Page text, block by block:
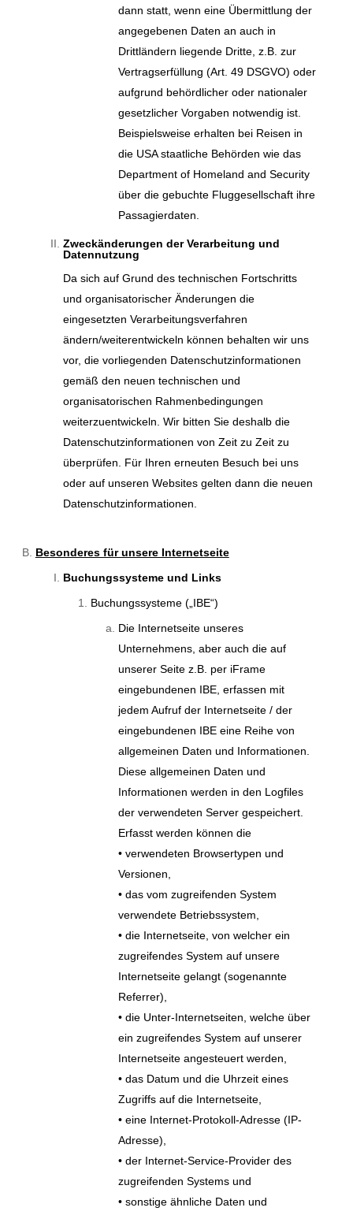
dann statt, wenn eine Übermittlung der
angegebenen Daten an auch in
Drittländern liegende Dritte, z.B. zur
Vertragserfüllung (Art. 49 DSGVO) oder
aufgrund behördlicher oder nationaler
gesetzlicher Vorgaben notwendig ist.
Beispielsweise erhalten bei Reisen in
die USA staatliche Behörden wie das
Department of Homeland and Security
über die gebuchte Fluggesellschaft ihre
Passagierdaten.
Zweckänderungen der Verarbeitung und
Datennutzung
Da sich auf Grund des technischen Fortschritts
und organisatorischer Änderungen die
eingesetzten Verarbeitungsverfahren
ändern/weiterentwickeln können behalten wir uns
vor, die vorliegenden Datenschutzinformationen
gemäß den neuen technischen und
organisatorischen Rahmenbedingungen
weiterzuentwickeln. Wir bitten Sie deshalb die
Datenschutzinformationen von Zeit zu Zeit zu
überprüfen. Für Ihren erneuten Besuch bei uns
oder auf unseren Websites gelten dann die neuen
Datenschutzinformationen.
Besonderes für unsere Internetseite
Buchungssysteme und Links
Buchungssysteme („IBE“)
Die Internetseite unseres
Unternehmens, aber auch die auf
unserer Seite z.B. per iFrame
eingebundenen IBE, erfassen mit
jedem Aufruf der Internetseite / der
eingebundenen IBE eine Reihe von
allgemeinen Daten und Informationen.
Diese allgemeinen Daten und
Informationen werden in den Logfiles
der verwendeten Server gespeichert.
Erfasst werden können die
• verwendeten Browsertypen und
Versionen,
• das vom zugreifenden System
verwendete Betriebssystem,
• die Internetseite, von welcher ein
zugreifendes System auf unsere
Internetseite gelangt (sogenannte
Referrer),
• die Unter-Internetseiten, welche über
ein zugreifendes System auf unserer
Internetseite angesteuert werden,
• das Datum und die Uhrzeit eines
Zugriffs auf die Internetseite,
• eine Internet-Protokoll-Adresse (IP-
Adresse),
• der Internet-Service-Provider des
zugreifenden Systems und
• sonstige ähnliche Daten und